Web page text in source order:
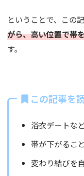
ということで、この
がら、高い位置で帯
す。
この記事を
浴衣デートな
帯が下がるこ
変わり結びを